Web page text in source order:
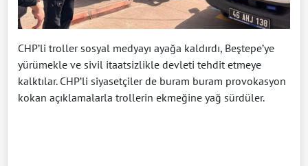
CHP’li troller sosyal medyayı ayağa kaldırdı, Beştepe’ye
yürümekle ve sivil itaatsizlikle devleti tehdit etmeye
kalktılar. CHP’li siyasetçiler de buram buram provokasyon
kokan açıklamalarla trollerin ekmeğine yağ sürdüler.